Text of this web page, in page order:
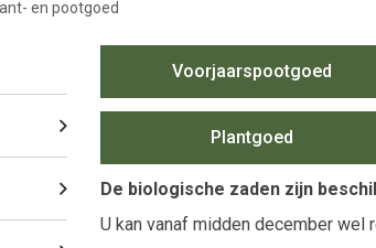
en pootgoed
Voorjaarspootgoed
Plantgoed
De biologische zaden zijn
U kan vanaf midden december